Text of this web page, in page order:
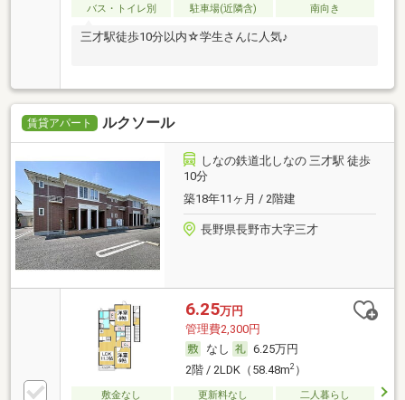
バス・トイレ別
駐車場(近隣含) 南向き
三才駅徒歩10分以内☆学生さんに人気♪
賃貸アパート ルクソール
しなの鉄道北しなの 三才駅 徒歩
10分
築18年11ヶ月 / 2階建
長野県長野市大字三才
6.25万円
管理費2,300円
なし
6.25万円
2階 / 2LDK（58.48m2）
敷金なし 更新料なし
二人暮らし